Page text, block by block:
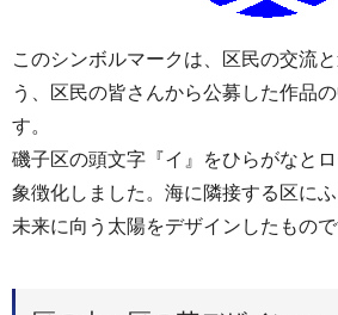
このシンボルマークは、区民の交流
う、区民の皆さんから公募した作品
す。
磯子区の頭文字『イ』をひらがなと
象徴化しました。海に隣接する区に
未来に向う太陽をデザインしたもので